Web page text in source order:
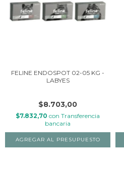
FELINE ENDOSPOT 02-05 KG -
LABYES
$8.703,00
$7.832,70 con Transferencia
bancaria